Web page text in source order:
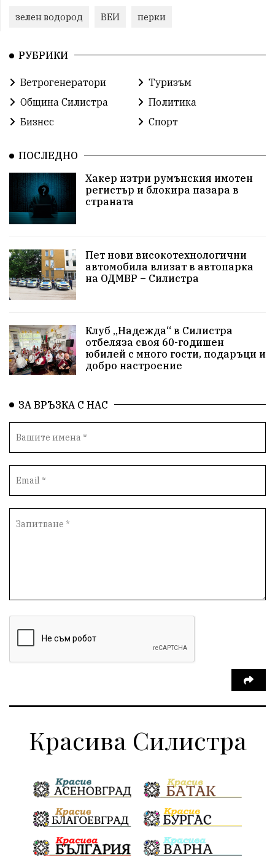
зелен водород ВЕИ перки
РУБРИКИ
Ветрогенератори
Туризъм
Община Силистра
Политика
Бизнес
Спорт
ПОСЛЕДНО
Хакер изтри румънския имотен
регистър и блокира пазара в
страната
Пет нови високотехнологични
автомобила влизат в автопарка
на ОДМВР – Силистра
Клуб „Надежда“ в Силистра
отбеляза своя 60-годишен
юбилей с много гости, подаръци и
добро настроение
ЗА ВРЪЗКА С НАС
Красива Силистра